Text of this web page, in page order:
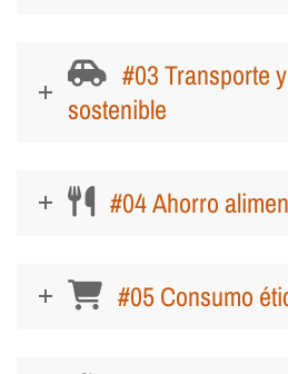
#03 Transporte
sostenible
#04 Ahorro
#05 Consumo